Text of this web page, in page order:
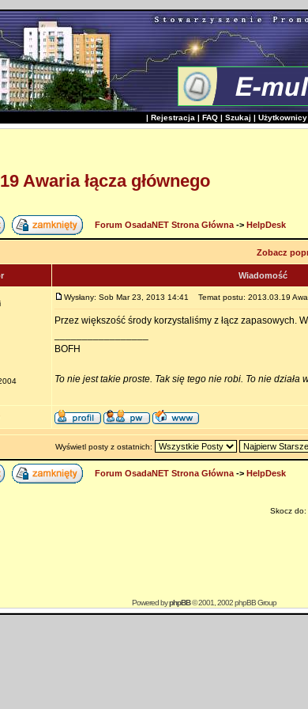
| Rejestracja | FAQ | Szukaj | Użytkownicy
Awaria łącza głównego
Forum OsadaNET Strona Główna-> HelpDesk
Zobacz
Wiadomość
Wysłany: Sob Mar 23, 2013 14:41 Temat postu: 2013.03.19
Przez większość środy korzystaliśmy z łącz zapasowych.
BOFH
To nie jest takie proste. Tak się tego nie robi. To nie działa
Wyświetl posty z ostatnich:
Forum OsadaNET Strona Główna-> HelpDesk
Skocz do:
Powered byphpBB© 2001, 2002 phpBB Group